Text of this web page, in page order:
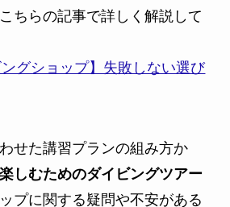
ちらの記事で詳しく解説して
ングショップ】失敗しない選び
せた講習プランの組み方か
しむためのダイビングツアー
プに関する疑問や不安がある